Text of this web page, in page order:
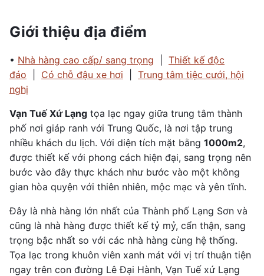
Giới thiệu địa điểm
• Nhà hàng cao cấp/ sang trọng
Thiết kế độc
đáo
Có chỗ đậu xe hơi
Trung tâm tiệc cưới, hội
nghị
Vạn Tuế Xứ Lạng tọa lạc ngay giữa trung tâm thành
phố nơi giáp ranh với Trung Quốc, là nơi tập trung
nhiều khách du lịch. Với diện tích mặt bằng 1000m2,
được thiết kế với phong cách hiện đại, sang trọng nên
bước vào đây thực khách như bước vào một không
gian hòa quyện với thiên nhiên, mộc mạc và yên tĩnh.
Đây là nhà hàng lớn nhất của Thành phố Lạng Sơn và
cũng là nhà hàng được thiết kế tỷ mỷ, cẩn thận, sang
trọng bậc nhất so với các nhà hàng cùng hệ thống.
Tọa lạc trong khuôn viên xanh mát với vị trí thuận tiện
ngay trên con đường Lê Đại Hành, Vạn Tuế xứ Lạng